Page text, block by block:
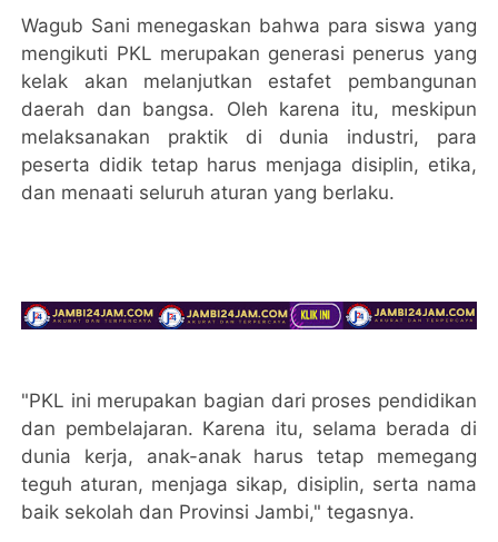
Wagub Sani menegaskan bahwa para siswa yang
mengikuti PKL merupakan generasi penerus yang
kelak akan melanjutkan estafet pembangunan
daerah dan bangsa. Oleh karena itu, meskipun
melaksanakan praktik di dunia industri, para
peserta didik tetap harus menjaga disiplin, etika,
dan menaati seluruh aturan yang berlaku.
"PKL ini merupakan bagian dari proses pendidikan
dan pembelajaran. Karena itu, selama berada di
dunia kerja, anak-anak harus tetap memegang
teguh aturan, menjaga sikap, disiplin, serta nama
baik sekolah dan Provinsi Jambi," tegasnya.